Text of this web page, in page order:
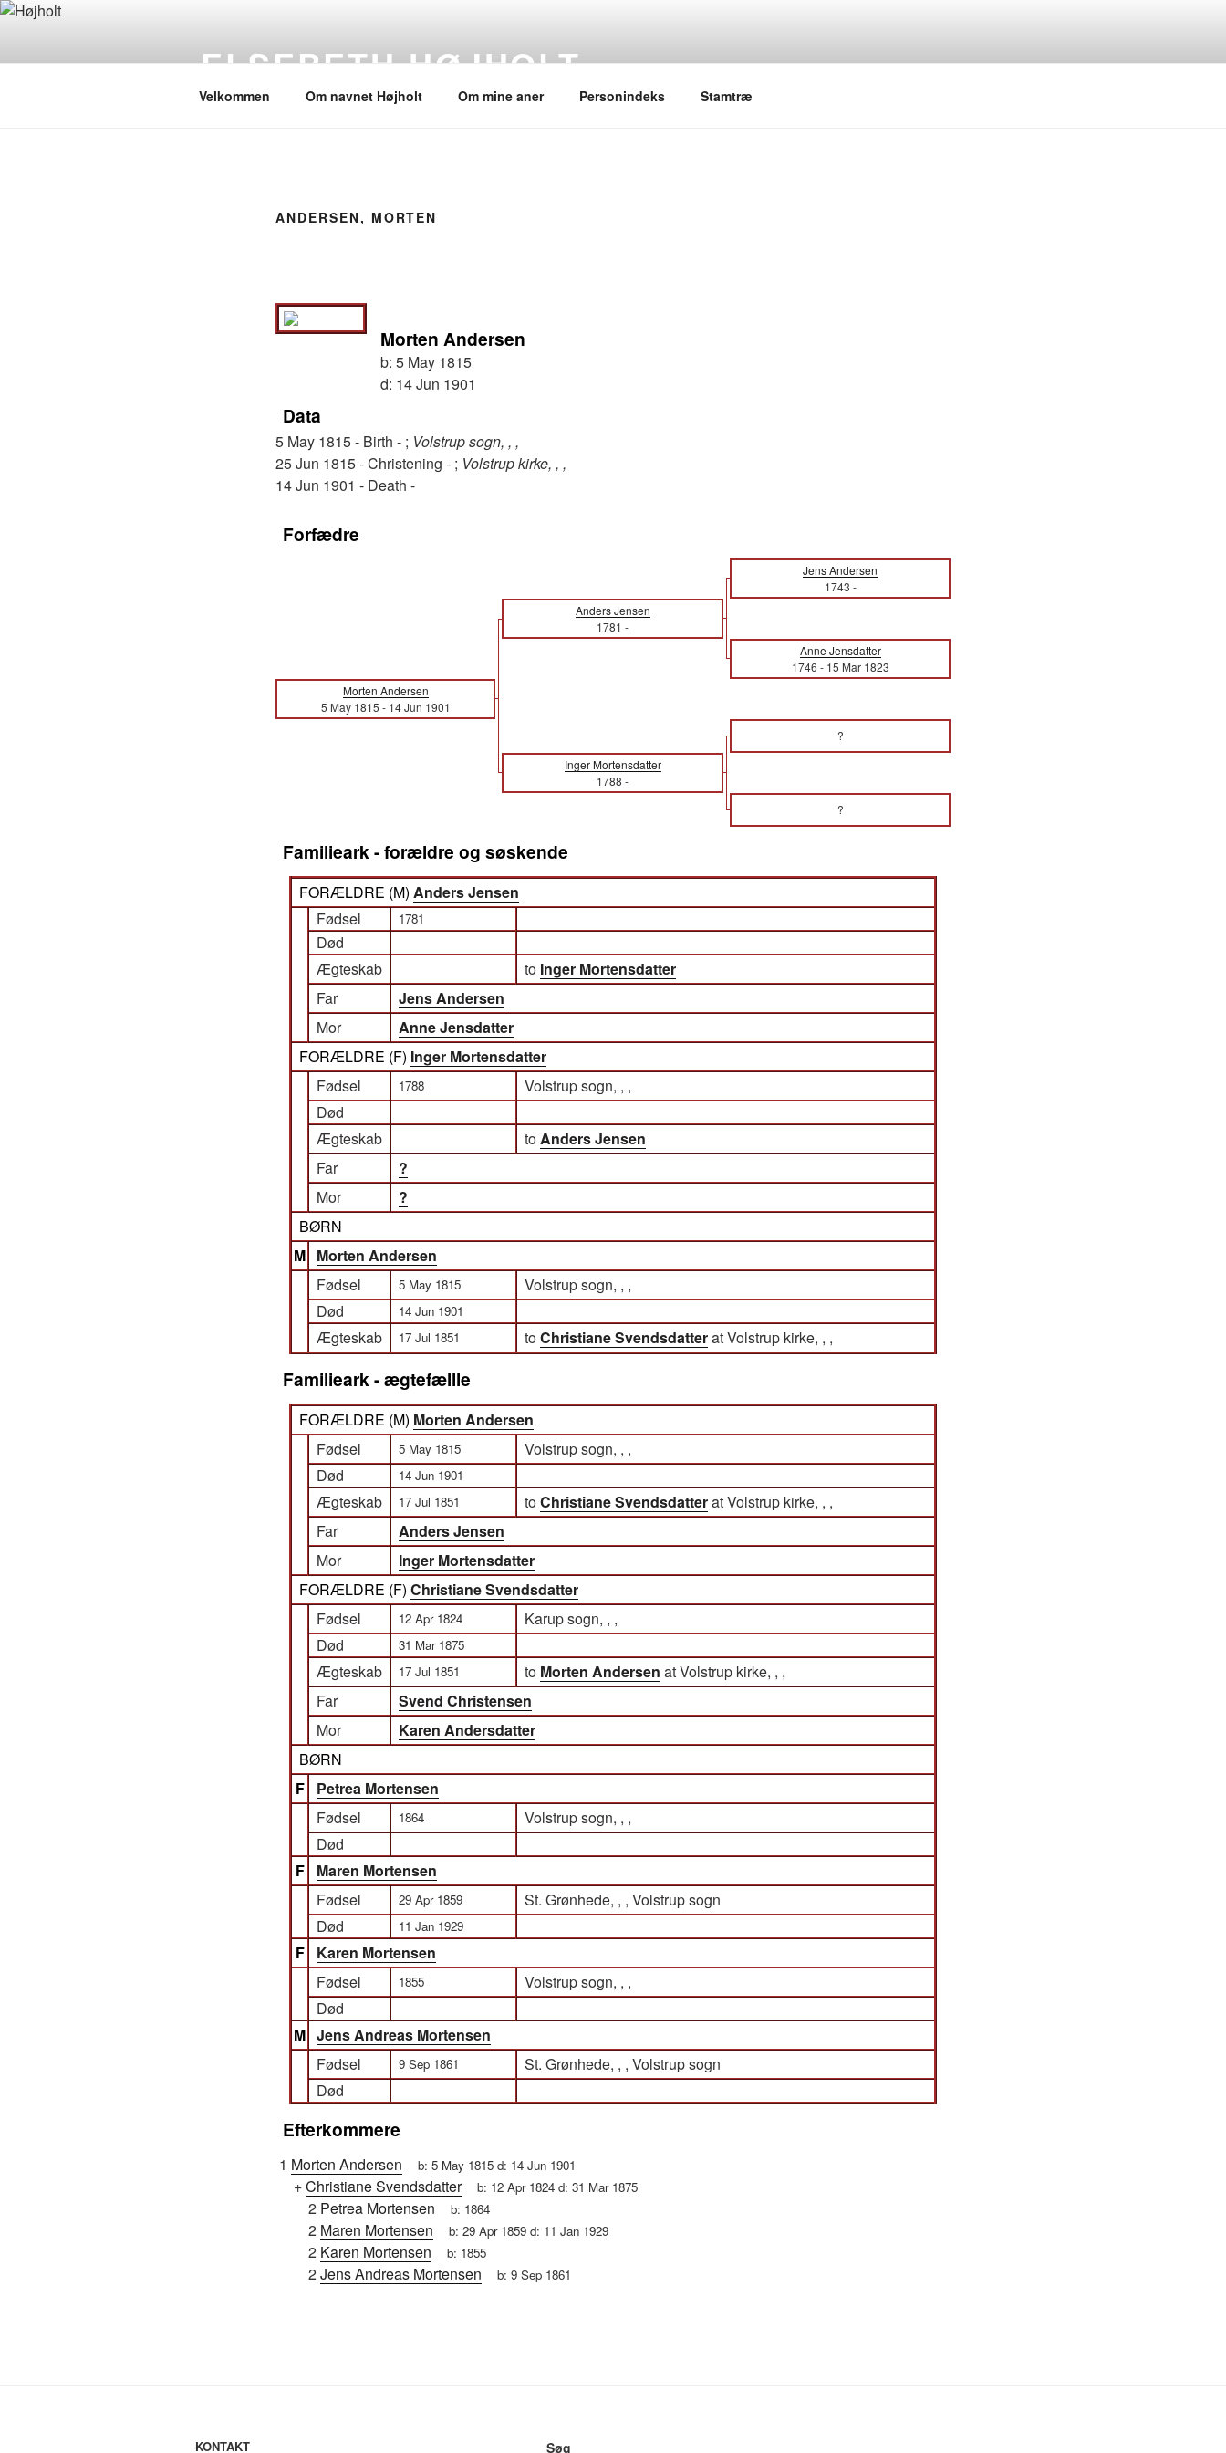
Videre
ELSEBETH HØJHOLT
Velkommen Om navnet Højholt Om mine aner Personindeks Stamtræ
ANDERSEN, MORTEN
Morten Andersen
b: 5 May 1815
d: 14 Jun 1901
Data
5 May 1815 - Birth - ; Volstrup sogn, , ,
25 Jun 1815 - Christening - ; Volstrup kirke, , ,
14 Jun 1901 - Death -
Forfædre
Jens Andersen
1743 -
Anders Jensen
1781 -
Anne Jensdatter
1746 - 15 Mar 1823
Morten Andersen
5 May 1815 - 14 Jun 1901
?
Inger Mortensdatter
1788 -
?
Familieark - forældre og søskende
FORÆLDRE (M) Anders Jensen
Fødsel
1781
Død
Ægteskab
to Inger Mortensdatter
Far
Jens Andersen
Mor
Anne Jensdatter
FORÆLDRE (F) Inger Mortensdatter
Fødsel
1788
Volstrup sogn, , ,
Død
Ægteskab
to Anders Jensen
Far
?
Mor
?
BØRN
M Morten Andersen
Fødsel
5 May 1815
Volstrup sogn, , ,
Død
14 Jun 1901
Ægteskab 17 Jul 1851 toChristiane Svendsdatterat Volstrup kirke, , ,
Familieark - ægtefællle
FORÆLDRE (M) Morten Andersen
Fødsel
5 May 1815
Volstrup sogn, , ,
Død
14 Jun 1901
Ægteskab 17 Jul 1851 toChristiane Svendsdatterat Volstrup kirke, , ,
Far
Anders Jensen
Mor
Inger Mortensdatter
FORÆLDRE (F) Christiane Svendsdatter
Fødsel
12 Apr 1824
Karup sogn, , ,
Død
31 Mar 1875
Ægteskab 17 Jul 1851 to Morten Andersen at Volstrup kirke, , ,
Far
Svend Christensen
Mor
Karen Andersdatter
BØRN
F
Petrea Mortensen
Fødsel
1864
Volstrup sogn, , ,
Død
F
Maren Mortensen
Fødsel
29 Apr 1859
St. Grønhede, , , Volstrup sogn
Død
11 Jan 1929
F
Karen Mortensen
Fødsel
1855
Volstrup sogn, , ,
Død
M Jens Andreas Mortensen
Fødsel
9 Sep 1861
St. Grønhede, , , Volstrup sogn
Død
Efterkommere
1 Morten Andersen b:5 May 1815 d: 14 Jun 1901
+Christiane Svendsdatter b: 12 Apr 1824 d:31 Mar 1875
2 Petrea Mortensen b: 1864
2 Maren Mortensen b:29 Apr 1859 d: 11 Jan 1929
2 Karen Mortensen b: 1855
2Jens Andreas Mortensen b:9 Sep 1861
KONTAKT Søg